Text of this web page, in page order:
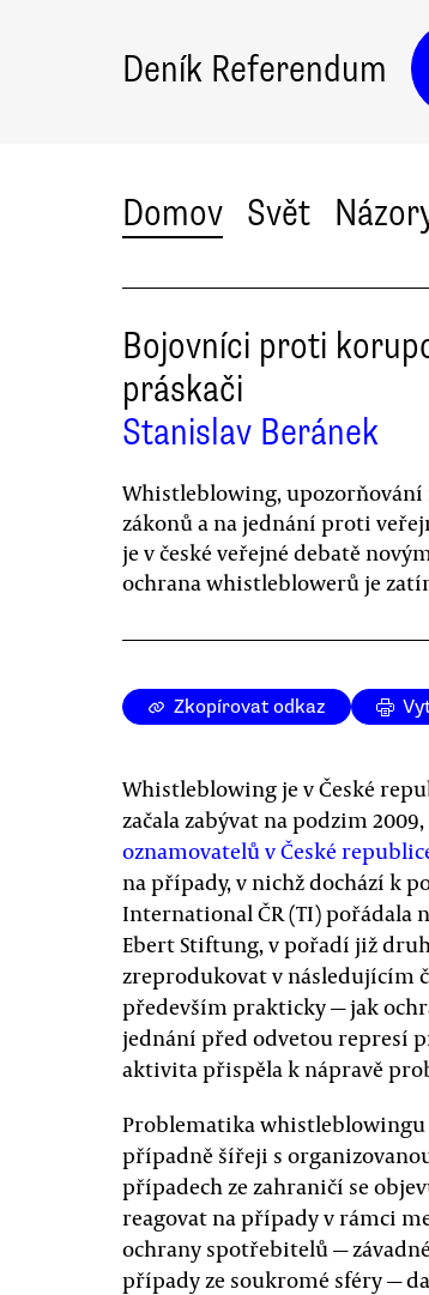
Deník Referendum
Domov Svět
Bojovníci proti
práskači
Stanislav Beránek
Whistleblowing, upozorňování
zákonů a na jednání proti
je v české veřejné debatě
ochrana whistleblowerů je
Zkopírovat odkaz
Whistleblowing je v České
začala zabývat na podzim
oznamovatelů v České
na případy, v nichž dochází k
International ČR (TI) pořádala
Ebert Stiftung, v pořadí již
zreprodukovat v následujícím
především prakticky — jak
jednání před odvetou represí
aktivita přispěla k nápravě
Problematika whistleblowingu
případně šířeji s
případech ze zahraničí se
reagovat na případy v rámci
ochrany spotřebitelů —
případy ze soukromé sféry —